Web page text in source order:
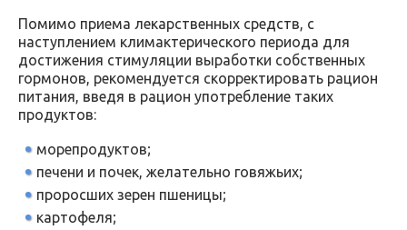
Помимо приема лекарственных средств, с
наступлением климактерического периода для
достижения стимуляции выработки собственных
гормонов, рекомендуется скорректировать рацион
питания, введя в рацион употребление таких
продуктов:
морепродуктов;
печени и почек, желательно говяжьих;
проросших зерен пшеницы;
картофеля;